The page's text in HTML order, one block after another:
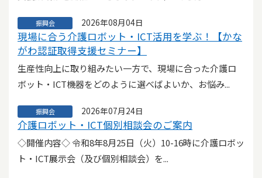
神奈川県 2026年07月29日
「令和8年度 アレルギー研修」の開催について
神奈川県立保健福祉大学実践教育センターでは、「令和8
年度アレルギー研修」を開催します。 本研...
横浜市 2026年07月28日
●横浜市からのお知らせ●【令和８年度】特定事
業所加算取得促進支援事業の実施について
指定訪問介護事業所 運営法人代表者 様 管理者 様
振興会 2026年08月04日
現場に合う介護ロボット・ICT活用を学ぶ！【かな
がわ認証取得支援セミナー】
生産性向上に取り組みたい一方で、現場に合った介護ロ
ボット・ICT機器をどのように選べばよいか、お悩み...
振興会 2026年07月24日
介護ロボット・ICT個別相談会のご案内
◇開催内容◇ 令和8年8月25日（火）10-16時に介護ロボッ
ト・ICT展示会（及び個別相談会）を...